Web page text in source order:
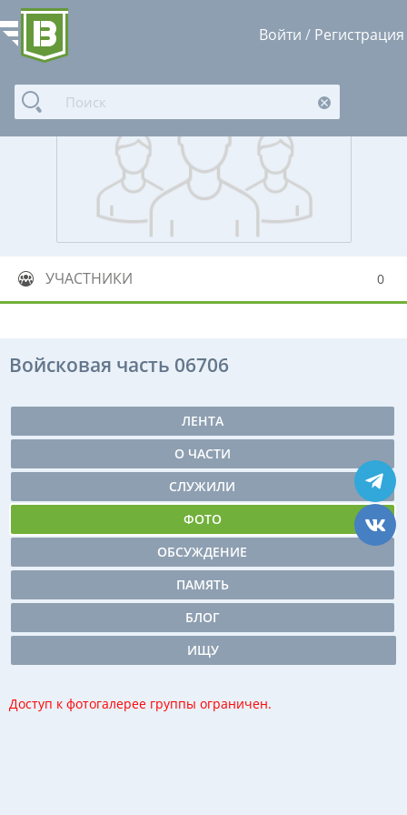
Войти / Регистрация
УЧАСТНИКИ 0
Войсковая часть 06706
ЛЕНТА
О ЧАСТИ
СЛУЖИЛИ
ФОТО
ОБСУЖДЕНИЕ
ПАМЯТЬ
БЛОГ
ИЩУ
Доступ к фотогалерее группы ограничен.